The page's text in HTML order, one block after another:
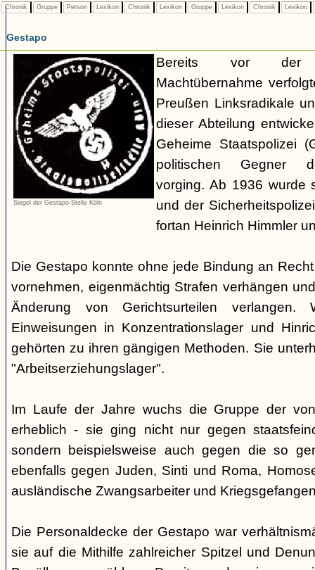
Chronik Gruppe Person Lexikon Chronik Lexikon Gruppe Lexikon Chronik Lexikon
Gestapo
Siegel der Gestapo-Stelle Köln
Bereits vor der
Machtübernahme
Preußen Linksradikale
dieser Abteilung
Geheime Staatspolizei
politischen Gegner
vorging. Ab 1936 wurde
und der
fortan Heinrich Himmler
Die Gestapo konnte ohne jede Bindung an
vornehmen, eigenmächtig Strafen verhängen
Änderung von Gerichtsurteilen verlangen.
Einweisungen in Konzentrationslager und
gehörten zu ihren gängigen Methoden. Sie
"Arbeitserziehungslager".
Im Laufe der Jahre wuchs die Gruppe der
erheblich - sie ging nicht nur gegen
sondern beispielsweise auch gegen die so
ebenfalls gegen Juden, Sinti und Roma,
ausländische Zwangsarbeiter und
Die Personaldecke der Gestapo war
sie auf die Mithilfe zahlreicher Spitzel und